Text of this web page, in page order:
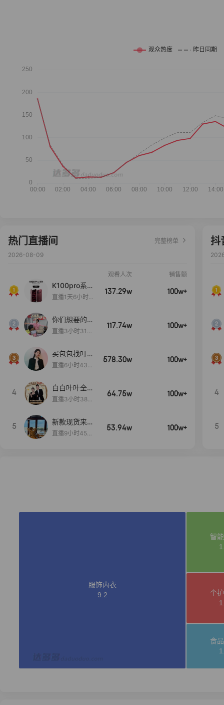
热门直播间
完整榜单
2026-08-09
观看人次 销售额
K100pro系列
新品预约中~
直播1天6小时2
137.29w 100w+
你们想要的
包！终于来
意！
直播3小时31分
117.74w 100w+
买包包找叮
当,一折购！
直播6小时43分
578.30w 100w+
4
白白叶叶全品
类好物补贴节
直播3小时38分
64.75w 100w+
5
新款现货来了
～
直播9小时45分
53.94w 100w+
抖
4
5